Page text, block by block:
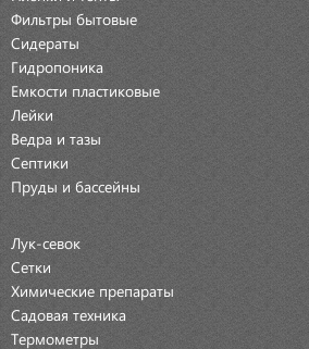
Фильтры бытовые
Сидераты
Гидропоника
Емкости пластиковые
Лейки
Ведра и тазы
Септики
Пруды и бассейны
Лук-севок
Сетки
Химические препараты
Садовая техника
Термометры